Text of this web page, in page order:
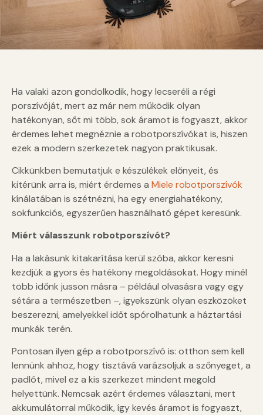
Ha valaki azon gondolkodik, hogy lecseréli a régi
porszívóját, mert az már nem működik olyan
hatékonyan, sőt mi több, sok áramot is fogyaszt, akkor
érdemes lehet megnéznie a robotporszívókat is, hiszen
ezek a modern szerkezetek nagyon praktikusak.
Cikkünkben bemutatjuk e készülékek előnyeit, és
kitérünk arra is, miért érdemes a Miele robotporszívók
kínálatában is szétnézni, ha egy energiahatékony,
sokfunkciós, egyszerűen használható gépet keresünk.
Miért válasszunk robotporszívót?
Ha a lakásunk kitakarítása kerül szóba, akkor keresni
kezdjük a gyors és hatékony megoldásokat. Hogy minél
több időnk jusson másra – például olvasásra vagy egy
sétára a természetben –, igyekszünk olyan eszközöket
beszerezni, amelyekkel időt spórolhatunk a háztartási
munkák terén.
Pontosan ilyen gép a robotporszívó is: otthon sem kell
lennünk ahhoz, hogy tisztává varázsoljuk a szőnyeget, a
padlót, mivel ez a kis szerkezet mindent megold
helyettünk. Nemcsak azért érdemes választani, mert
akkumulátorral működik, így kevés áramot is fogyaszt,